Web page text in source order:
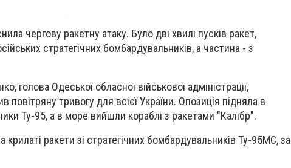
чергову ракетну атаку. Було дві хвилі пусків ракет,
стратегічних бомбардувальників, а частина - з
голова Одеської обласної військової адміністрації,
повітряну тривогу для всієї України. Опозиція підняла в
Ту-95, а в море вийшли кораблі з ракетами "Калібр".
крилаті ракети зі стратегічних бомбардувальників Ту-95МС, за